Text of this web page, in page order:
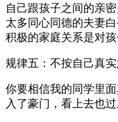
自己跟孩子之间的亲
太多同心同德的夫妻
积极的家庭关系是对孩
规律五：不按自己真
你要相信我的同学里
入了豪门，看上去也